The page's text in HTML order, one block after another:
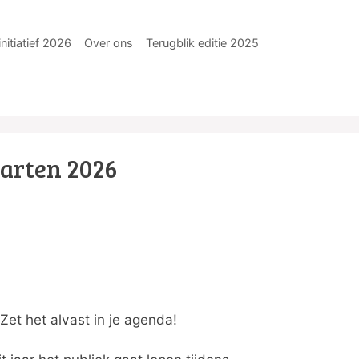
2026 Over ons Terugblik editie 2025
2026
het alvast in je agenda!